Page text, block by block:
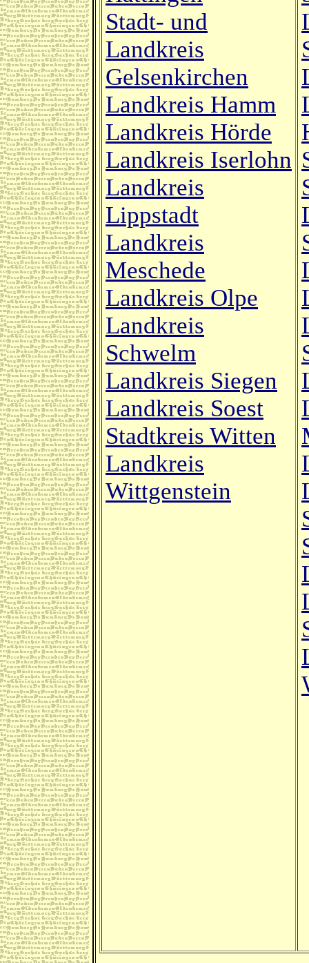
Stadt- und
Landkreis
Gelsenkirchen
Landkreis Hamm
Landkreis Hörde
Landkreis Iserlohn
Landkreis
Lippstadt
Landkreis
Meschede
Landkreis Olpe
Landkreis
Schwelm
Landkreis Siegen
Landkreis Soest
Stadtkreis Witten
Landkreis
Wittgenstein